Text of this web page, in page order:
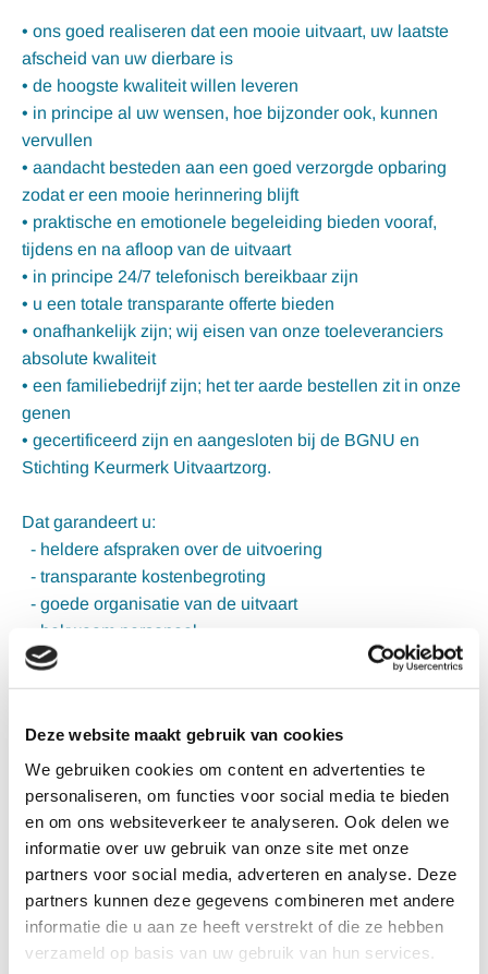
Deze website maakt gebruik van cookies
We gebruiken cookies om content en advertenties te
personaliseren, om functies voor social media te bieden
en om ons websiteverkeer te analyseren. Ook delen we
informatie over uw gebruik van onze site met onze
partners voor social media, adverteren en analyse. Deze
partners kunnen deze gegevens combineren met andere
informatie die u aan ze heeft verstrekt of die ze hebben
verzameld op basis van uw gebruik van hun services.
• ons goed realiseren dat een mooie uitvaart, uw laatste
afscheid van uw dierbare is
• de hoogste kwaliteit willen leveren
• in principe al uw wensen, hoe bijzonder ook, kunnen
vervullen
• aandacht besteden aan een goed verzorgde opbaring
zodat er een mooie herinnering blijft
• praktische en emotionele begeleiding bieden vooraf,
tijdens en na afloop van de uitvaart
• in principe 24/7 telefonisch bereikbaar zijn
• u een totale transparante offerte bieden
• onafhankelijk zijn; wij eisen van onze toeleveranciers
absolute kwaliteit
• een familiebedrijf zijn; het ter aarde bestellen zit in onze
genen
• gecertificeerd zijn en aangesloten bij de BGNU en
Stichting Keurmerk Uitvaartzorg.
Dat garandeert u:
- heldere afspraken over de uitvoering
- transparante kostenbegroting
- goede organisatie van de uitvaart
- bekwaam personeel
- doelmatige klachtenafhandeling
- klanttevredenheidsonderzoek